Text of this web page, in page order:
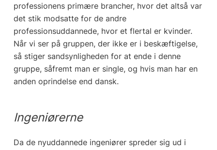
professionens primære brancher, hvor det altså var
det stik modsatte for de andre
professionsuddannede, hvor et flertal er kvinder.
Når vi ser på gruppen, der ikke er i beskæftigelse,
så stiger sandsynligheden for at ende i denne
gruppe, såfremt man er single, og hvis man har en
anden oprindelse end dansk.
Ingeniørerne
Da de nyuddannede ingeniører spreder sig ud i